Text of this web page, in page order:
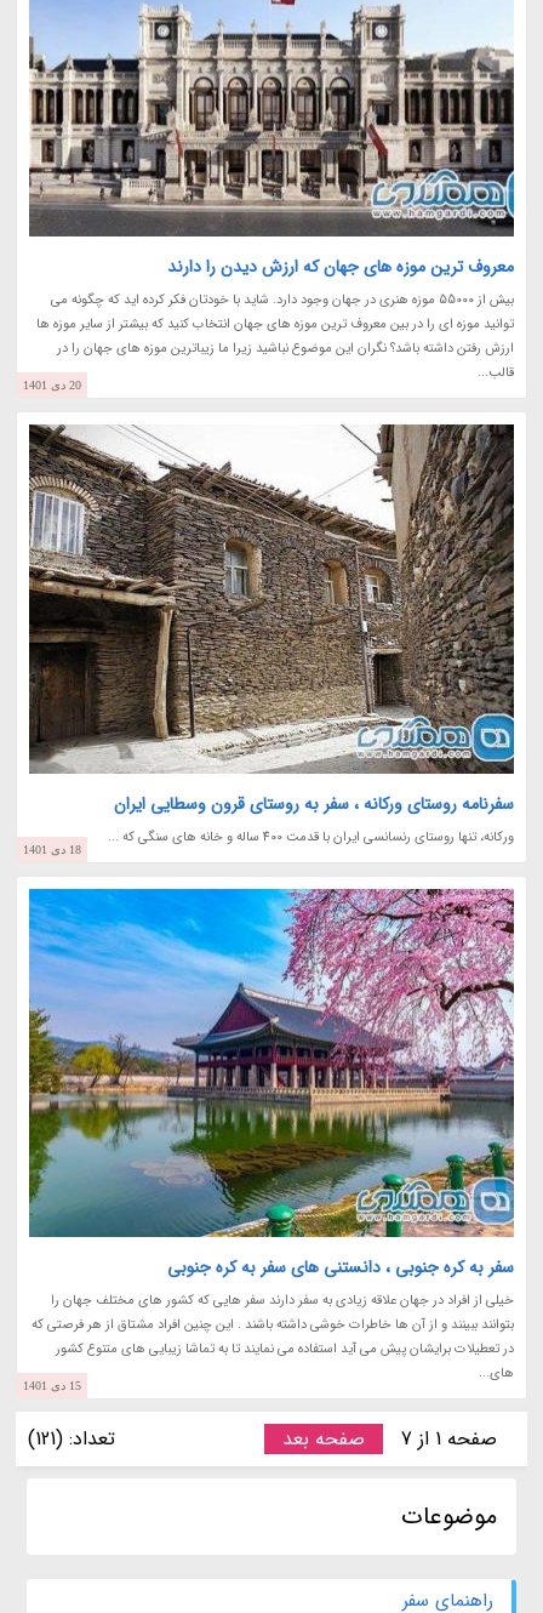
معروف ترین موزه های جهان که ارزش دیدن را دارند
بیش از 55000 موزه هنری در جهان وجود دارد. شاید با خودتان فکر کرده اید که چگونه می
توانید موزه ای را در بین معروف ترین موزه های جهان انتخاب کنید که بیشتر از سایر موزه ها
ارزش رفتن داشته باشد؟ نگران این موضوع نباشید زیرا ما زیباترین موزه های جهان را در
قالب...
20 دی 1401
سفرنامه روستای ورکانه ، سفر به روستای قرون وسطایی ایران
ورکانه، تنها روستای رنسانسی ایران با قدمت 400 ساله و خانه های سنگی که ...
18 دی 1401
سفر به کره جنوبی ، دانستنی های سفر به کره جنوبی
خیلی از افراد در جهان علاقه زیادی به سفر دارند سفر هایی که کشور های مختلف جهان را
بتوانند ببینند و از آن ها خاطرات خوشی داشته باشند . این چنین افراد مشتاق از هر فرصتی که
در تعطیلات برایشان پیش می آید استفاده می نمایند تا به تماشا زیبایی های متنوع کشور
های...
15 دی 1401
صفحه 1 از 7 صفحه بعد تعداد: (121)
موضوعات
راهنمای سفر